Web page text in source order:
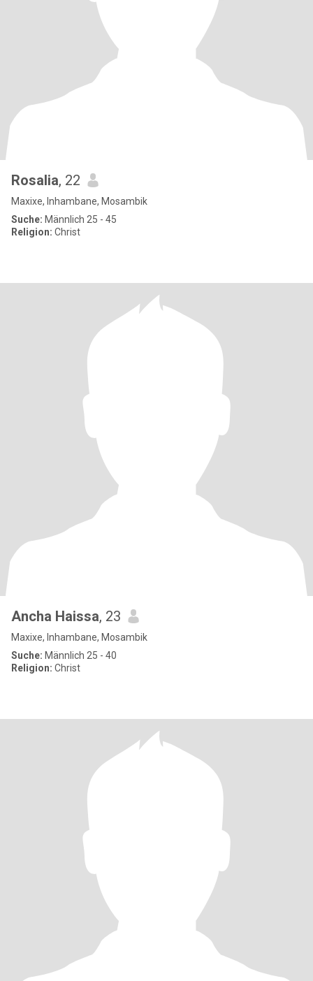
Rosalia, 22
Maxixe, Inhambane, Mosambik
Suche: Männlich 25 - 45
Religion: Christ
Ancha Haissa, 23
Maxixe, Inhambane, Mosambik
Suche: Männlich 25 - 40
Religion: Christ